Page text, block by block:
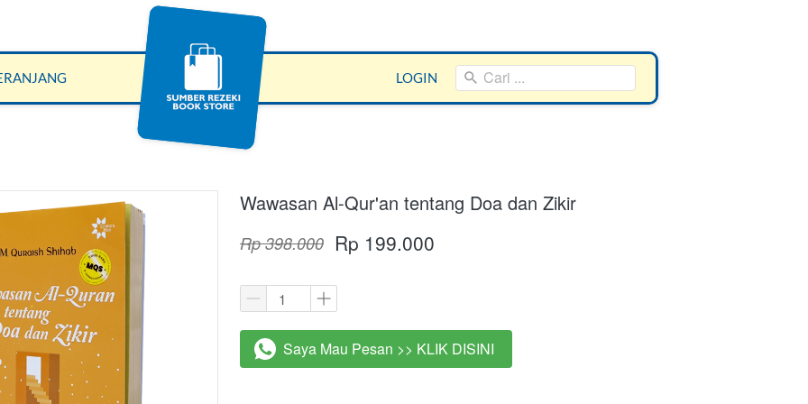
LOGIN Cari ...
Wawasan Al-Qur'an tentang Doa dan Zikir
Rp 398.000 Rp 199.000
` Saya Mau Pesan >> KLIK DISINI